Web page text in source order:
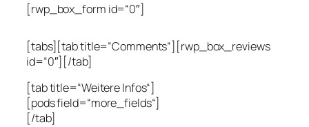
[rwp_box_form id=“0″]
[tabs][tab title=“Comments“][rwp_box_reviews
id=“0″][/tab]
[tab title=“Weitere Infos“]
[pods field=“more_fields“]
[/tab]